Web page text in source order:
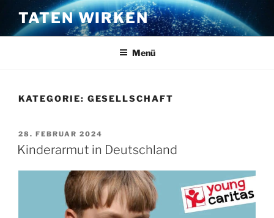
Inhalt
springen
TATEN WIRKEN
Menü
KATEGORIE: GESELLSCHAFT
VERÖFFENTLICHT
AM
28. FEBRUAR 2024
Kinderarmut in Deutschland